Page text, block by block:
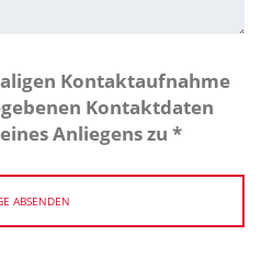
Kontaktaufnahme
Kontaktdaten
Anliegens zu*